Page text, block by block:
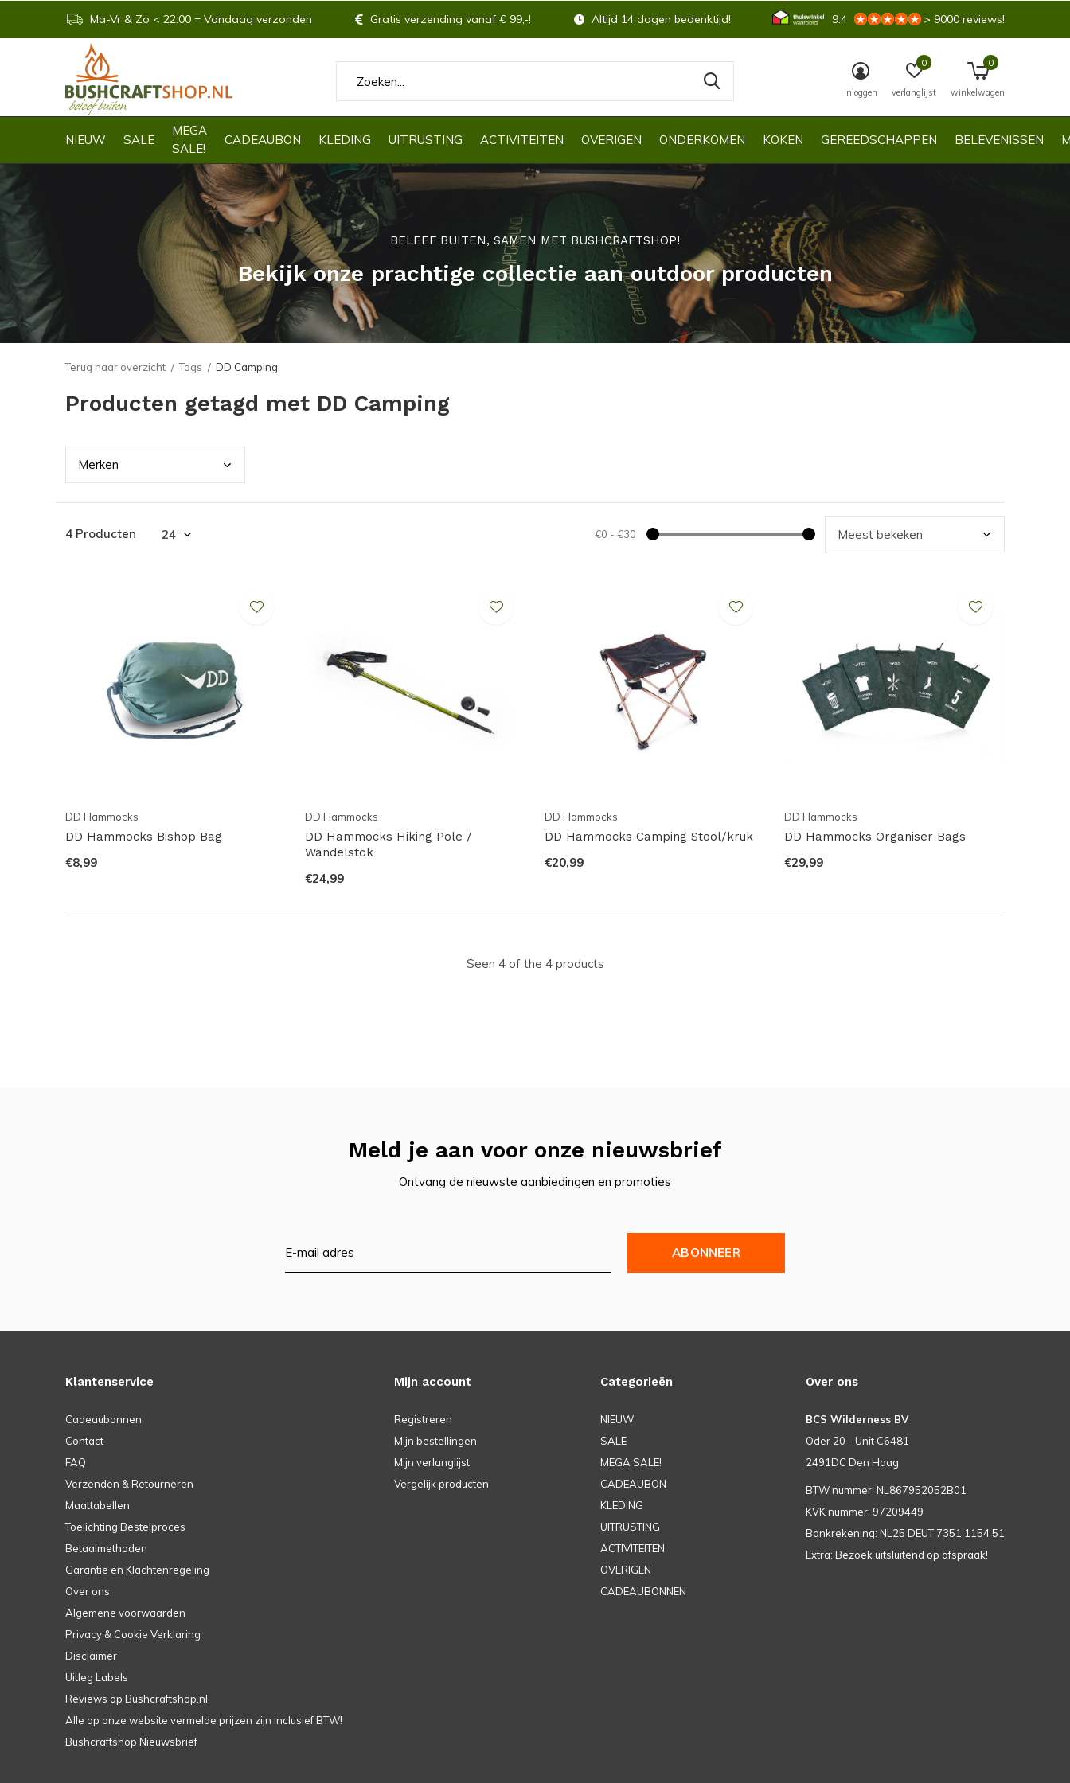
NIEUW SALE
MEGA
SALE!
CADEAUBON KLEDING UITRUSTING ACTIVITEITEN OVERIGEN ONDERKOMEN KOKEN GEREEDSCHAPPEN BELEVENISSEN
inloggen verlanglijst
0
winkelwagen
0
Ma-Vr & Zo < 22:00 = Vandaag verzonden Gratis verzending vanaf € 99,-! Altijd 14 dagen bedenktijd! 9.4 > 9000 reviews!
BELEEF BUITEN, SAMEN MET BUSHCRAFTSHOP!
Bekijk onze prachtige collectie aan outdoor producten
Terug naar overzicht Tags DD Camping
Producten getagd met DD Camping
Merken
4 Producten €0 - €30
DD Hammocks
DD Hammocks Bishop Bag
€8,99
DD Hammocks
DD Hammocks Hiking Pole /
Wandelstok
€24,99
DD Hammocks
DD Hammocks Camping Stool/kruk
€20,99
DD Hammocks
DD Hammocks Organiser Bags
€29,99
Seen 4 of the 4 products
Meld je aan voor onze nieuwsbrief
Ontvang de nieuwste aanbiedingen en promoties
ABONNEER
Klantenservice
Cadeaubonnen
Contact
FAQ
Verzenden & Retourneren
Maattabellen
Toelichting Bestelproces
Betaalmethoden
Garantie en Klachtenregeling
Over ons
Algemene voorwaarden
Privacy & Cookie Verklaring
Disclaimer
Uitleg Labels
Reviews op Bushcraftshop.nl
Alle op onze website vermelde prijzen zijn inclusief BTW!
Bushcraftshop Nieuwsbrief
Mijn account
Registreren
Mijn bestellingen
Mijn verlanglijst
Vergelijk producten
Categorieën
NIEUW
SALE
MEGA SALE!
CADEAUBON
KLEDING
UITRUSTING
ACTIVITEITEN
OVERIGEN
CADEAUBONNEN
Over ons
BCS Wilderness BV
Oder 20 - Unit C6481
2491DC Den Haag
BTW nummer: NL867952052B01
KVK nummer: 97209449
Bankrekening: NL25 DEUT 7351 1154 51
Extra: Bezoek uitsluitend op afspraak!